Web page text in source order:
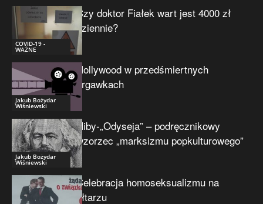
COVID-19 -
WAŻNE
Czy doktor Fiałek wart jest 4000 zł
dziennie?
Jakub Bożydar
Wiśniewski
Hollywood w przedśmiertnych
drgawkach
Jakub Bożydar
Wiśniewski
Niby-„Odyseja” – podręcznikowy
wzorzec „marksizmu popkulturowego”
Celebracja homoseksualizmu na
ołtarzu